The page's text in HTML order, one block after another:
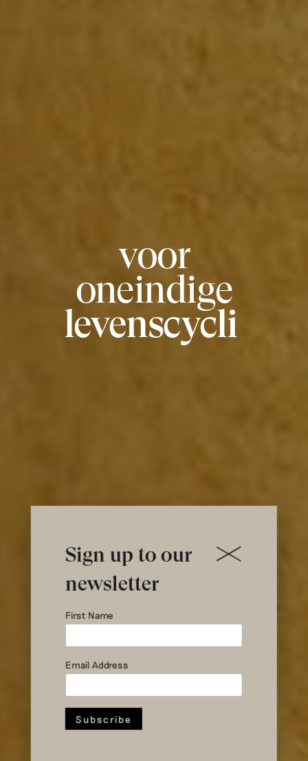
voor
oneindige
levenscycli
Sign up to our
newsletter
First Name
Email Address